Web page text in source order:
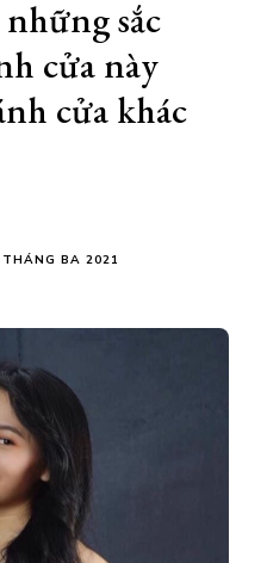
sắc
cửa này
cửa khác
BA 2021